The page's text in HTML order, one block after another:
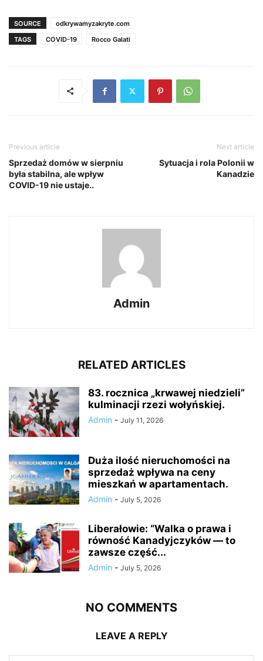
SOURCE
odkrywamyzakryte.com
TAGS
COVID-19 Rocco Galati
Previous article
Sprzedaż domów w sierpniu
była stabilna, ale wpływ
COVID-19 nie ustaje..
Next article
Sytuacja i rola Polonii w
Kanadzie
Admin
RELATED ARTICLES
83. rocznica „krwawej niedzieli”
kulminacji rzezi wołyńskiej.
Admin - July 11, 2026
Duża ilość nieruchomości na
sprzedaż wpływa na ceny
mieszkań w apartamentach.
Admin - July 5, 2026
Liberałowie: “Walka o prawa i
równość Kanadyjczyków — to
zawsze część...
Admin - July 5, 2026
NO COMMENTS
LEAVE A REPLY